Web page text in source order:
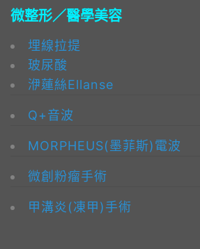
微整形／醫學美容
埋線拉提
玻尿酸
洢蓮絲Ellanse
Q+音波
MORPHEUS(墨菲斯)電波
微創粉瘤手術
甲溝炎(凍甲)手術